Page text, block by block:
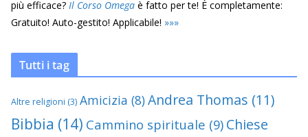
più efficace? Il Corso Omega è fatto per te! È completamente:
Gratuito! Auto-gestito! Applicabile! »»»
Tutti i tag
Altre religioni (3) Amicizia (8)Andrea Thomas (11)
Bibbia (14) Cammino spirituale (9) Chiese